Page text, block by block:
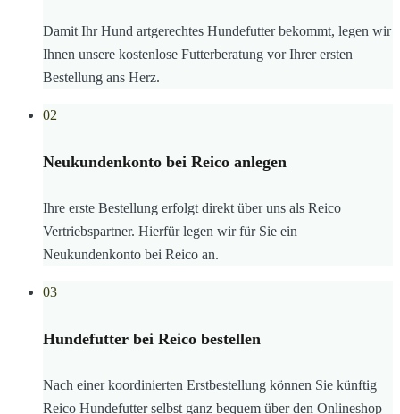
Damit Ihr Hund artgerechtes Hundefutter bekommt, legen wir
Ihnen unsere kostenlose Futterberatung vor Ihrer ersten
Bestellung ans Herz.
02
Neukundenkonto bei Reico anlegen
Ihre erste Bestellung erfolgt direkt über uns als Reico
Vertriebspartner. Hierfür legen wir für Sie ein
Neukundenkonto bei Reico an.
03
Hundefutter bei Reico bestellen
Nach einer koordinierten Erstbestellung können Sie künftig
Reico Hundefutter selbst ganz bequem über den Onlineshop